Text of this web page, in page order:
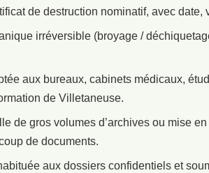
de destruction nominatif, avec
irréversible (broyage /
aux bureaux, cabinets médicaux,
de Villetaneuse.
de gros volumes d’archives ou mise
de documents.
aux dossiers confidentiels et